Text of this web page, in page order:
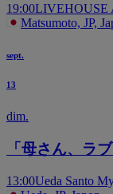
19:00LIVEHOUSE
Matsumoto, JP,
sept.
13
dim.
「母さん、ラ
13:00Ueda Santo